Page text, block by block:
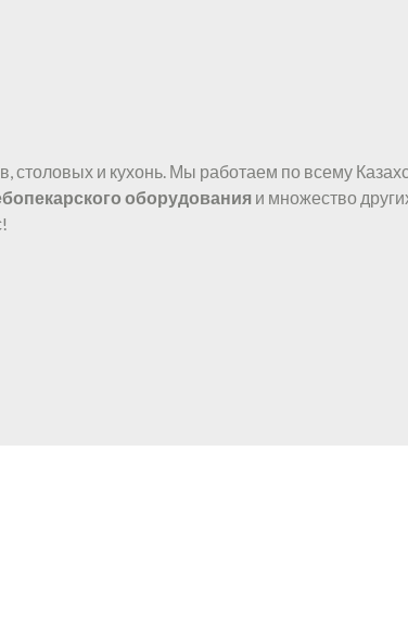
и кухонь. Мы работаем по всему
оборудования и множество